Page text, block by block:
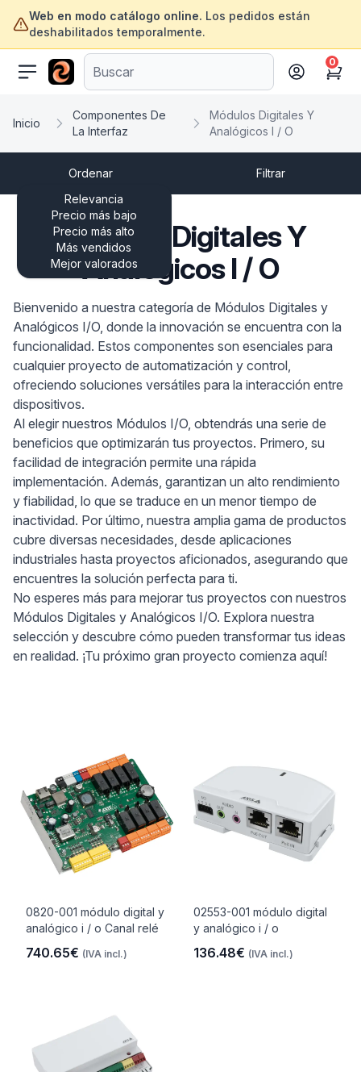
Web en modo catálogo online. Los pedidos están
deshabilitados temporalmente.
ofertasinformatica.com
Cart
0
Inicio
Componentes De
La Interfaz
Módulos Digitales Y
Analógicos I / O
Ordenar
Relevancia
Precio más bajo
Precio más alto
Más vendidos
Mejor valorados
Filtrar
Módulos Digitales Y
Analógicos I / O
Bienvenido a nuestra categoría de Módulos Digitales y
Analógicos I/O, donde la innovación se encuentra con la
funcionalidad. Estos componentes son esenciales para
cualquier proyecto de automatización y control,
ofreciendo soluciones versátiles para la interacción entre
dispositivos.
Al elegir nuestros Módulos I/O, obtendrás una serie de
beneficios que optimizarán tus proyectos. Primero, su
facilidad de integración permite una rápida
implementación. Además, garantizan un alto rendimiento
y fiabilidad, lo que se traduce en un menor tiempo de
inactividad. Por último, nuestra amplia gama de productos
cubre diversas necesidades, desde aplicaciones
industriales hasta proyectos aficionados, asegurando que
encuentres la solución perfecta para ti.
No esperes más para mejorar tus proyectos con nuestros
Módulos Digitales y Analógicos I/O. Explora nuestra
selección y descubre cómo pueden transformar tus ideas
en realidad. ¡Tu próximo gran proyecto comienza aquí!
0820-001 módulo digital y
analógico i / o Canal relé
740.65€ (IVA incl.)
02553-001 módulo digital
y analógico i / o
136.48€ (IVA incl.)